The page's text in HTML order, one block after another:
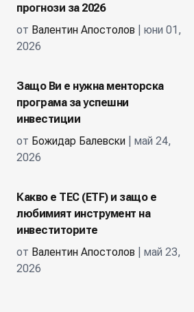
прогнози за 2026
от Валентин Апостолов | юни 01,
2026
Защо Ви е нужна менторска
програма за успешни
инвестиции
от Божидар Балевски | май 24,
2026
Какво е ТЕС (ETF) и защо е
любимият инструмент на
инвеститорите
от Валентин Апостолов | май 23,
2026